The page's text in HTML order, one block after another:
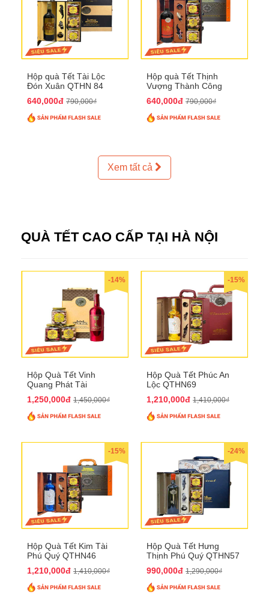
Hộp quà Tết Tài Lộc
Đón Xuân QTHN 84
640,000đ 790,000₫
Hộp quà Tết Thịnh
Vượng Thành Công
640,000đ 790,000₫
Xem tất cả
QUÀ TẾT CAO CẤP TẠI HÀ NỘI
-14%
Hộp Quà Tết Vinh
Quang Phát Tài
1,250,000đ 1,450,000₫
-15%
Hộp Quà Tết Phúc An
Lộc QTHN69
1,210,000đ 1,410,000₫
-15%
Hộp Quà Tết Kim Tài
Phú Quý QTHN46
1,210,000đ 1,410,000₫
-24%
Hộp Quà Tết Hưng
Thịnh Phú Quý QTHN57
990,000đ 1,290,000₫